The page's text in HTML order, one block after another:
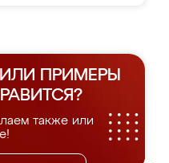
ПРИМЕРЫ
также или